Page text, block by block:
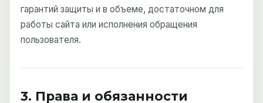
гарантий защиты и в объеме, достаточном для
работы сайта или исполнения обращения
пользователя.
3. Права и обязанности